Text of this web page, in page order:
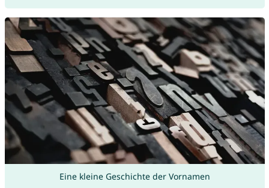
Eine kleine Geschichte der Vornamen